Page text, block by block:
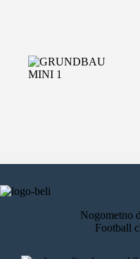
Nogometno
Football